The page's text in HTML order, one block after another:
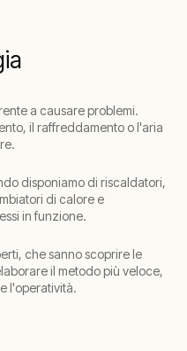
a causare problemi.
il raffreddamento o l'aria
disponiamo di riscaldatori,
di calore e
in funzione.
che sanno scoprire le
il metodo più veloce,
l'operatività.